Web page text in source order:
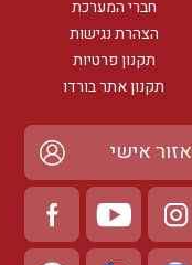
חברי המערכת
הצהרת נגישות
תקנון פרטיות
תקנון אתר בורדו
אזור אישי